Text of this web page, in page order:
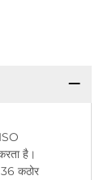
है।
36 कठोर